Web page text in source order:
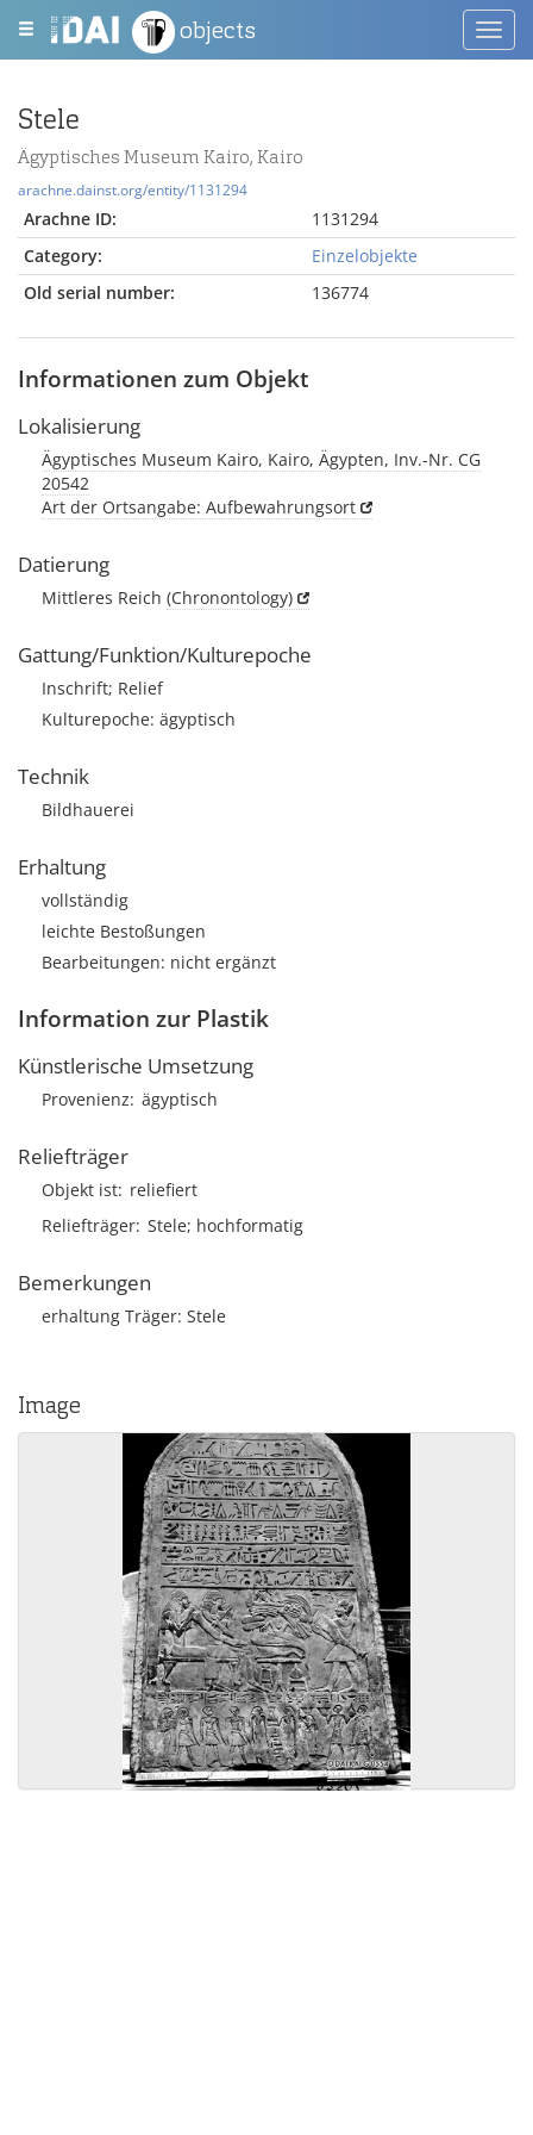
objects
Stele
Ägyptisches Museum Kairo, Kairo
arachne.dainst.org/entity/1131294
Arachne ID:
1131294
Category:
Einzelobjekte
Old serial number:
136774
Informationen zum Objekt
Lokalisierung
Ägyptisches Museum Kairo, Kairo, Ägypten, Inv.-Nr. CG
20542
Art der Ortsangabe: Aufbewahrungsort
Datierung
Mittleres Reich (Chronontology)
Gattung/Funktion/Kulturepoche
Inschrift; Relief
Kulturepoche: ägyptisch
Technik
Bildhauerei
Erhaltung
vollständig
leichte Bestoßungen
Bearbeitungen: nicht ergänzt
Information zur Plastik
Künstlerische Umsetzung
Provenienz ägyptisch
Reliefträger
Objekt ist reliefiert
Reliefträger Stele; hochformatig
Bemerkungen
erhaltung Träger: Stele
Image